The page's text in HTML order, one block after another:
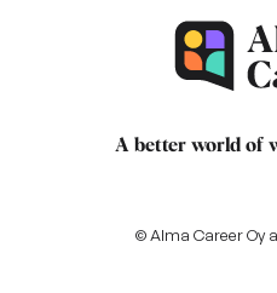
A better world of
© Alma Career Oy